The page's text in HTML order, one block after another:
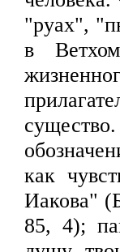
"руах",
в
как
Иакова"
85, 4);